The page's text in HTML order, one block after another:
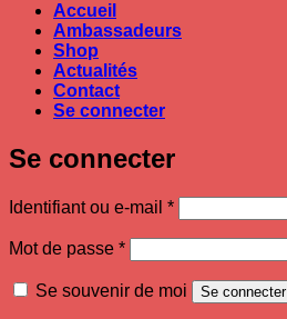
Accueil
Ambassadeurs
Shop
Actualités
Contact
Se connecter
Se connecter
Identifiant ou e-mail *Obligatoire
Mot de passe *Obligatoire
Se souvenir de moi Se connecter